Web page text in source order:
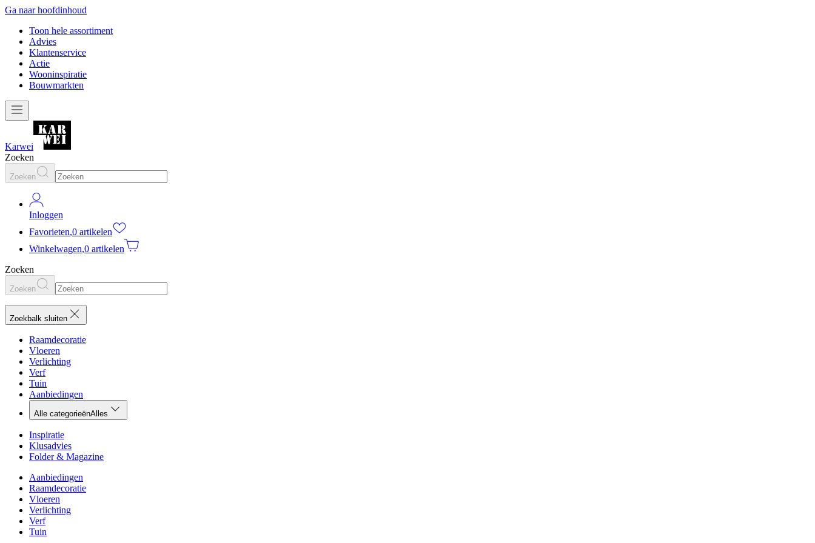
Ga naar hoofdinhoud
Toon hele assortiment
Advies
Klantenservice
Actie
Wooninspiratie
Bouwmarkten
Karwei
Zoeken
Zoeken
Inloggen
Favorieten,0 artikelen
Winkelwagen,0 artikelen
Zoeken
Zoeken
Zoekbalk sluiten
Raamdecoratie
Vloeren
Verlichting
Verf
Tuin
Aanbiedingen
Alle categorieënAlles
Inspiratie
Klusadvies
Folder & Magazine
Aanbiedingen
Raamdecoratie
Vloeren
Verlichting
Verf
Tuin